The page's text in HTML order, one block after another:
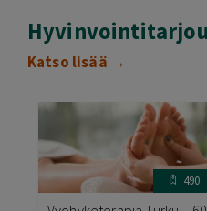
Katso lisää →
490